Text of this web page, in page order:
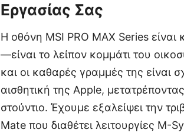
Εργασίας Σας
Η οθόνη MSI PRO MAX Series
—είναι το λείπον κομμάτι του
και οι καθαρές γραμμές της είναι
αισθητική της Apple,
στούντιο. Έχουμε εξαλείψει την
Mate που διαθέτει λειτουργίες M-